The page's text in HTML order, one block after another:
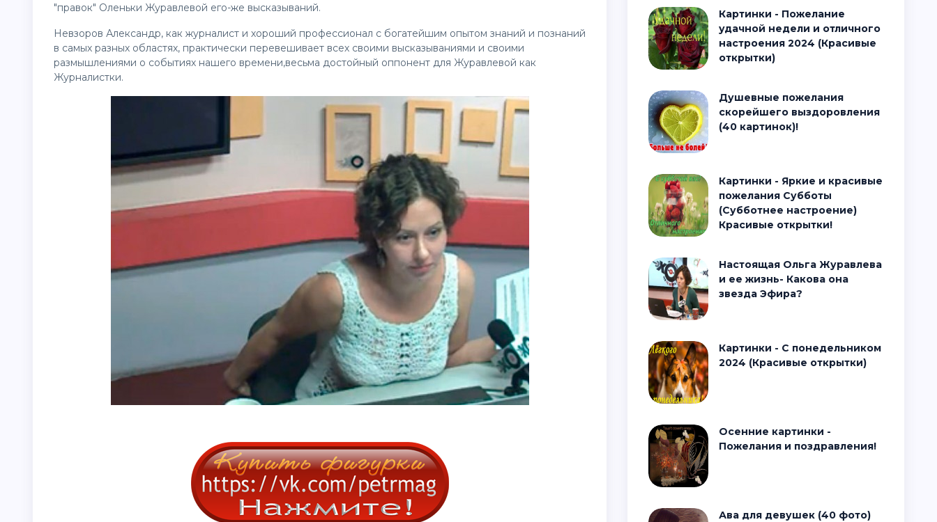
"правок" Оленьки Журавлевой его-же высказываний.
Невзоров Александр, как журналист и хороший профессионал с богатейшим опытом знаний и познаний
в самых разных областях, практически перевешивает всех своими высказываниями и своими
размышлениями о событиях нашего времени,весьма достойный оппонент для Журавлевой как
Журналистки.
Картинки - Пожелание
удачной недели и отличного
настроения 2024 (Красивые
открытки)
Душевные пожелания
скорейшего выздоровления
(40 картинок)!
Картинки - Яркие и красивые
пожелания Субботы
(Субботнее настроение)
Красивые открытки!
Настоящая Ольга Журавлева
и ее жизнь- Какова она
звезда Эфира?
Картинки - С понедельником
2024 (Красивые открытки)
Осенние картинки -
Пожелания и поздравления!
Ава для девушек (40 фото)